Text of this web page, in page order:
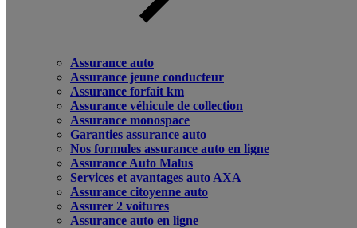
Assurance auto
Assurance jeune conducteur
Assurance forfait km
Assurance véhicule de collection
Assurance monospace
Garanties assurance auto
Nos formules assurance auto en ligne
Assurance Auto Malus
Services et avantages auto AXA
Assurance citoyenne auto
Assurer 2 voitures
Assurance auto en ligne